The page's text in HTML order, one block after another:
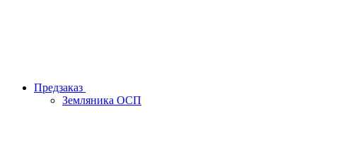
Предзаказ
Земляника ОСП